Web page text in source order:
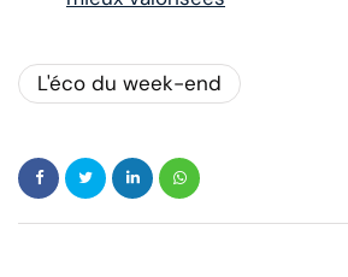
L'éco du week-end